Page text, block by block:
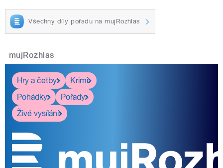
Všechny díly pořadu na mujRozhlas
mujRozhlas
Hry a četby
Krimi
Pohádky
Pořady
Živé vysílání